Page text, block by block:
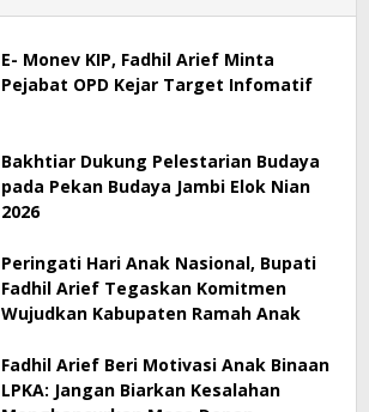
E- Monev KIP, Fadhil Arief Minta
Pejabat OPD Kejar Target Infomatif
Bakhtiar Dukung Pelestarian Budaya
pada Pekan Budaya Jambi Elok Nian
2026
Peringati Hari Anak Nasional, Bupati
Fadhil Arief Tegaskan Komitmen
Wujudkan Kabupaten Ramah Anak
Fadhil Arief Beri Motivasi Anak Binaan
LPKA: Jangan Biarkan Kesalahan